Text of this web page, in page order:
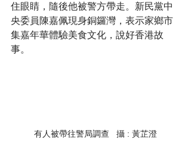
住眼睛 ， 隨後他被警方帶走。新民黨中
央委員陳嘉佩現身銅鑼灣，表示家鄉市
集嘉年華體驗美食文化，說好香港故
事。
有人被帶往警局調查   攝 : 黃芷澄